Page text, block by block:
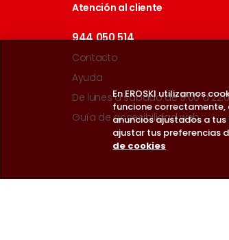
Atención al cliente
944 050 514
Contacto
Ayuda
De lunes a sábado de 9:00 a
Guía de accesibilidad web
En EROSKI utilizamos
funcione correctamente,
anuncios ajustados a
ajustar tus preferencias
de cookies